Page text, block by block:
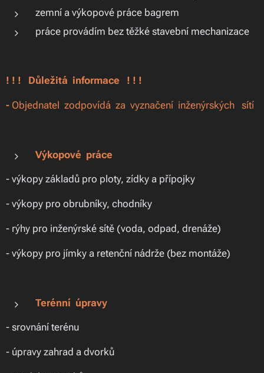
zemní a výkopové práce bagrem
práce provádím bez těžké stavební mechanizace
! ! ! Důležitá informace ! ! !
- Objednatel zodpovídá za vyznačení inženýrských sítí
Výkopové práce
- výkopy základů pro ploty, zídky a přípojky
- výkopy pro obrubníky, chodníky
- rýhy pro inženýrské sítě (voda, odpad, drenáže)
- výkopy pro jímky a retenční nádrže (bez montáže)
Terénní úpravy
- srovnání terénu
- úpravy zahrad a dvorků